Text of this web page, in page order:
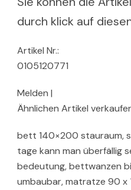
durch klick auf
Artikel Nr.:
0105120771
Melden |
Ähnlichen Artikel
bett 140×200 stauraum,
tage kann man überfällig
bedeutung, bettwanzen
umbaubar, matratze 90